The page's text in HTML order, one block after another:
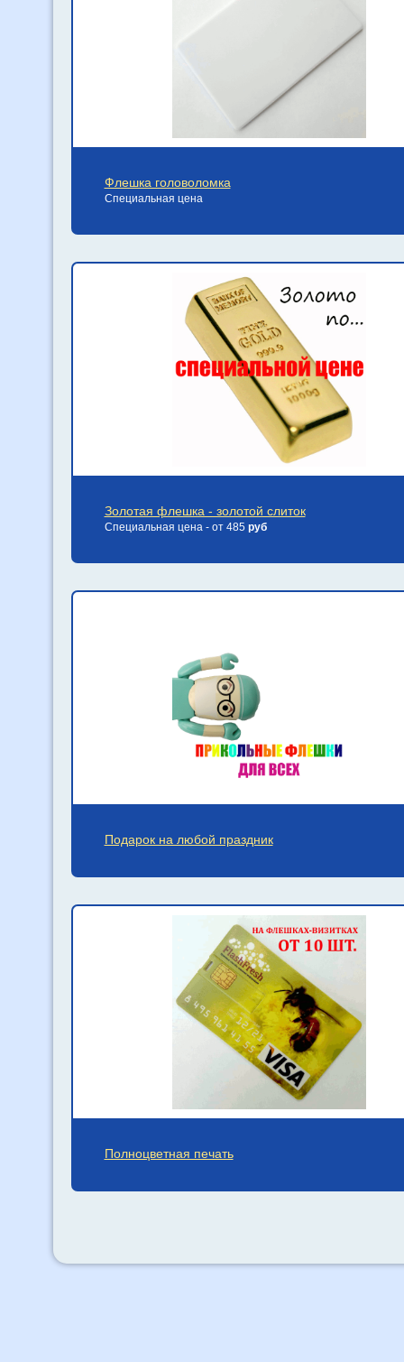
Флешка головоломка
Специальная цена
Золотая флешка - золотой слиток
Специальная цена - от 485 руб
Подарок на любой праздник
Полноцветная печать